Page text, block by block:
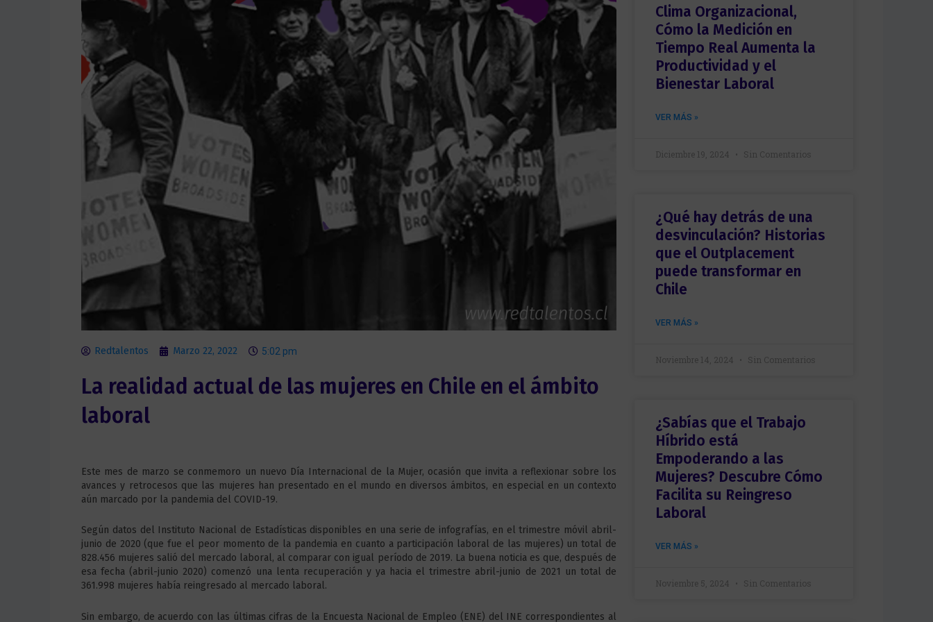
Redtalentos Marzo 22, 2022 5:02 pm
La realidad actual de las mujeres en Chile en el ámbito
laboral
Este mes de marzo se conmemoro un nuevo Día Internacional de la Mujer, ocasión que invita a reflexionar sobre los
avances y retrocesos que las mujeres han presentado en el mundo en diversos ámbitos, en especial en un contexto
aún marcado por la pandemia del COVID-19.
Según datos del Instituto Nacional de Estadísticas disponibles en una serie de infografías, en el trimestre móvil abril-
junio de 2020 (que fue el peor momento de la pandemia en cuanto a participación laboral de las mujeres) un total de
828.456 mujeres salió del mercado laboral, al comparar con igual período de 2019. La buena noticia es que, después de
esa fecha (abril-junio 2020) comenzó una lenta recuperación y ya hacia el trimestre abril-junio de 2021 un total de
361.998 mujeres había reingresado al mercado laboral.
Sin embargo, de acuerdo con las últimas cifras de la Encuesta Nacional de Empleo (ENE) del INE correspondientes al
Clima Organizacional,
Cómo la Medición en
Tiempo Real Aumenta la
Productividad y el
Bienestar Laboral
VER MÁS »
Diciembre 19, 2024 Sin Comentarios
¿Qué hay detrás de una
desvinculación? Historias
que el Outplacement
puede transformar en
Chile
VER MÁS »
Noviembre 14, 2024 Sin Comentarios
¿Sabías que el Trabajo
Híbrido está
Empoderando a las
Mujeres? Descubre Cómo
Facilita su Reingreso
Laboral
VER MÁS »
Noviembre 5, 2024 Sin Comentarios